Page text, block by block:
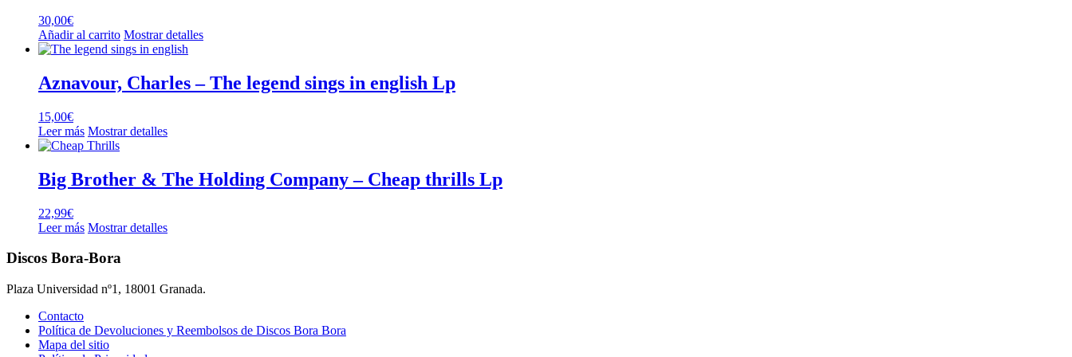
30,00€
Añadir al carrito Mostrar detalles
Aznavour, Charles – The legend sings in english Lp
15,00€
Leer más Mostrar detalles
Big Brother & The Holding Company – Cheap thrills Lp
22,99€
Leer más Mostrar detalles
Discos Bora-Bora
Plaza Universidad nº1, 18001 Granada.
Contacto
Política de Devoluciones y Reembolsos de Discos Bora Bora
Mapa del sitio